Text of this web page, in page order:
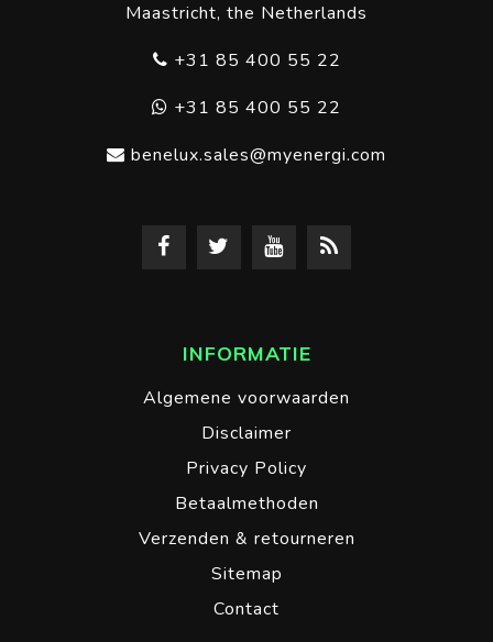
Maastricht, the Netherlands
+31 85 400 55 22
+31 85 400 55 22
benelux.sales@myenergi.com
INFORMATIE
Algemene voorwaarden
Disclaimer
Privacy Policy
Betaalmethoden
Verzenden & retourneren
Sitemap
Contact